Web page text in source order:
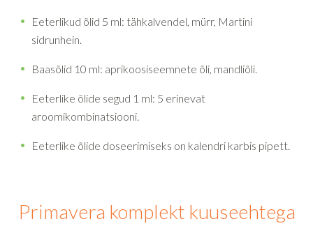
Eeterlikud õlid 5 ml: tähkalvendel, mürr, Martini
sidrunhein.
Baasõlid 10 ml: aprikoosiseemnete õli, mandliõli.
Eeterlike õlide segud 1 ml: 5 erinevat
aroomikombinatsiooni.
Eeterlike õlide doseerimiseks on kalendri karbis pipett.
Primavera komplekt kuuseehtega